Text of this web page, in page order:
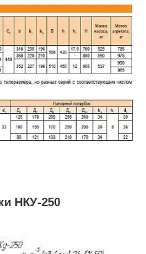
НКУ-250